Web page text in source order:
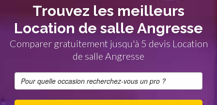
Trouvez les meilleurs
Location de salle Angresse
Comparer gratuitement jusqu'à 5 devis Location
de salle Angresse